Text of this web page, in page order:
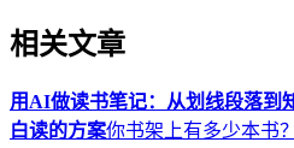
相关文章
用AI做读书笔记：从划线段落到
白读的方案你书架上有多少本书